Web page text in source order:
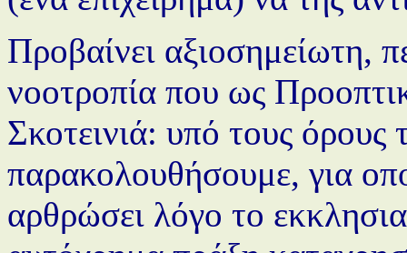
Προβαίνει αξιοσημείωτη,
νοοτροπία που ως
Σκοτεινιά: υπό τους
παρακολουθήσουμε, για
αρθρώσει λόγο το